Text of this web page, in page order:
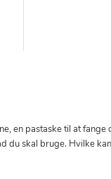
en pastaske til at
du skal bruge. Hvilke